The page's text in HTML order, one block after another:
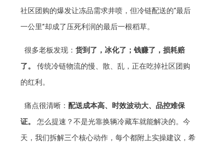
社区团购的爆发让冻品需求井喷，但冷链配送的“最后
一公里”却成了压死利润的最后一根稻草。
很多老板发现： 货到了，冰化了；钱赚了，损耗赔
了。
传统冷链物流的慢、散、乱，正在吃掉社区团购
的红利。
痛点很清晰： 配送成本高、时效波动大、品控难保
证。
怎么提速？不是光靠换辆冷藏车就能解决的。今
天，我们拆解三个核心动作，每个都附上实操建议，希